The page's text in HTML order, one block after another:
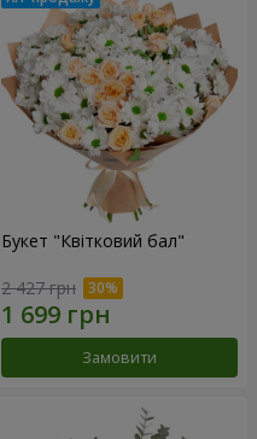
Букет "Квітковий бал"
2 427 грн
Замовити